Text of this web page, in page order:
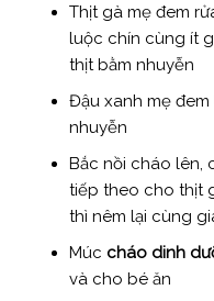
Thịt gà mẹ đem
luộc chín cùng ít
thịt bằm nhuyễn
Đậu xanh mẹ
nhuyễn
Bắc nồi cháo lên,
tiếp theo cho thịt
thì nêm lại cùng
Múc cháo dinh
và cho bé ăn